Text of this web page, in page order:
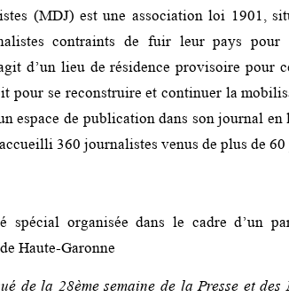
(MDJ) est une association loi 1901,
contraints de fuir leur pays
d’un lieu de résidence provisoire pour
pour se reconstruire et continuer la
espace de publication dans son journal en
360 journalistes venus de plus de 60
spécial organisée dans le cadre d’un
Haute-Garonne
de la 28ème semaine de la Presse et